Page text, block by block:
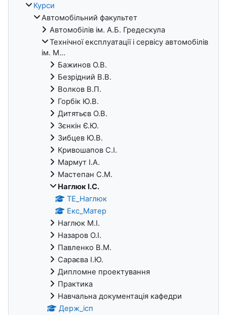
Курси
Автомобільний факультет
Автомобілів ім. А.Б. Гредескула
Технічної експлуатації і сервісу автомобілів
ім. М...
Бажинов О.В.
Безрідний В.В.
Волков В.П.
Горбік Ю.В.
Дитятьєв О.В.
Зєнкін Є.Ю.
Зибцев Ю.В.
Кривошапов С.І.
Мармут І.А.
Мастепан С.М.
Наглюк І.С.
ТЕ_Наглюк
Екс_Матер
Наглюк М.І.
Назаров О.І.
Павленко В.М.
Сараєва І.Ю.
Дипломне проектування
Практика
Навчальна документація кафедри
Держ_ісп